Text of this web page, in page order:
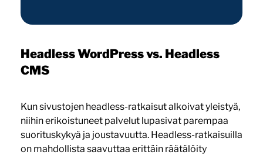
Headless WordPress vs. Headless
CMS
Kun sivustojen headless-ratkaisut alkoivat yleistyä,
niihin erikoistuneet palvelut lupasivat parempaa
suorituskykyä ja joustavuutta. Headless-ratkaisuilla
on mahdollista saavuttaa erittäin räätälöity